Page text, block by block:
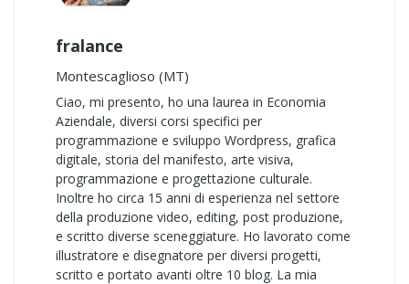
fralance
Montescaglioso (MT)
Ciao, mi presento, ho una laurea in Economia
Aziendale, diversi corsi specifici per
programmazione e sviluppo Wordpress, grafica
digitale, storia del manifesto, arte visiva,
programmazione e progettazione culturale.
Inoltre ho circa 15 anni di esperienza nel settore
della produzione video, editing, post produzione,
e scritto diverse sceneggiature. Ho lavorato come
illustratore e disegnatore per diversi progetti,
scritto e portato avanti oltre 10 blog. La mia